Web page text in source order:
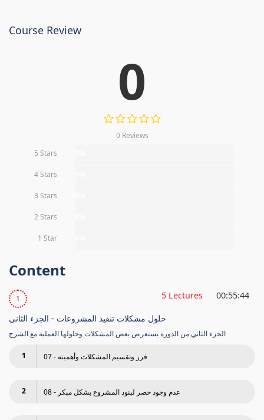
Course Review
0
0 Reviews
5 Stars
4 Stars
3 Stars
2 Stars
1 Star
Content
1 5 Lectures 00:55:44
حلول مشكلات تنفيذ المشروعات - الجزء الثاني
الجزء الثاني من الدورة يستعرض بعض المشكلات وحلولها العملية مع الشرح
1 07 - فرز وتقسيم المشكلات وأهميته
2 08 - عدم وجود حصر لبنود المشروع بشكل مبكر